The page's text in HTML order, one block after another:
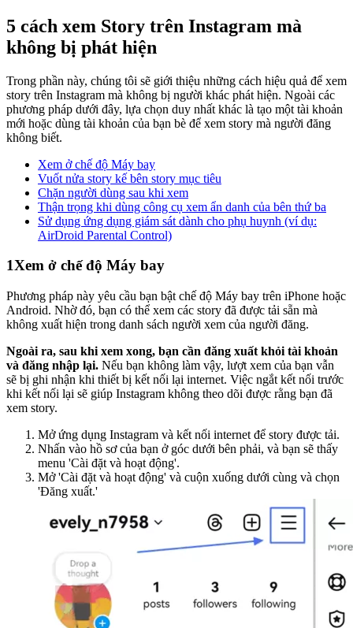
5 cách xem Story trên Instagram mà
không bị phát hiện
Trong phần này, chúng tôi sẽ giới thiệu những cách hiệu quả để xem
story trên Instagram mà không bị người khác phát hiện. Ngoài các
phương pháp dưới đây, lựa chọn duy nhất khác là tạo một tài khoản
mới hoặc dùng tài khoản của bạn bè để xem story mà người đăng
không biết.
Xem ở chế độ Máy bay
Vuốt nửa story kế bên story mục tiêu
Chặn người dùng sau khi xem
Thận trọng khi dùng công cụ xem ẩn danh của bên thứ ba
Sử dụng ứng dụng giám sát dành cho phụ huynh (ví dụ:
AirDroid Parental Control)
1Xem ở chế độ Máy bay
Phương pháp này yêu cầu bạn bật chế độ Máy bay trên iPhone hoặc
Android. Nhờ đó, bạn có thể xem các story đã được tải sẵn mà
không xuất hiện trong danh sách người xem của người đăng.
Ngoài ra, sau khi xem xong, bạn cần đăng xuất khỏi tài khoản
và đăng nhập lại. Nếu bạn không làm vậy, lượt xem của bạn vẫn
sẽ bị ghi nhận khi thiết bị kết nối lại internet. Việc ngắt kết nối trước
khi kết nối lại sẽ giúp Instagram không theo dõi được rằng bạn đã
xem story.
Mở ứng dụng Instagram và kết nối internet để story được tải.
Nhấn vào hồ sơ của bạn ở góc dưới bên phải, và bạn sẽ thấy
menu 'Cài đặt và hoạt động'.
Mở 'Cài đặt và hoạt động' và cuộn xuống dưới cùng và chọn
'Đăng xuất.'